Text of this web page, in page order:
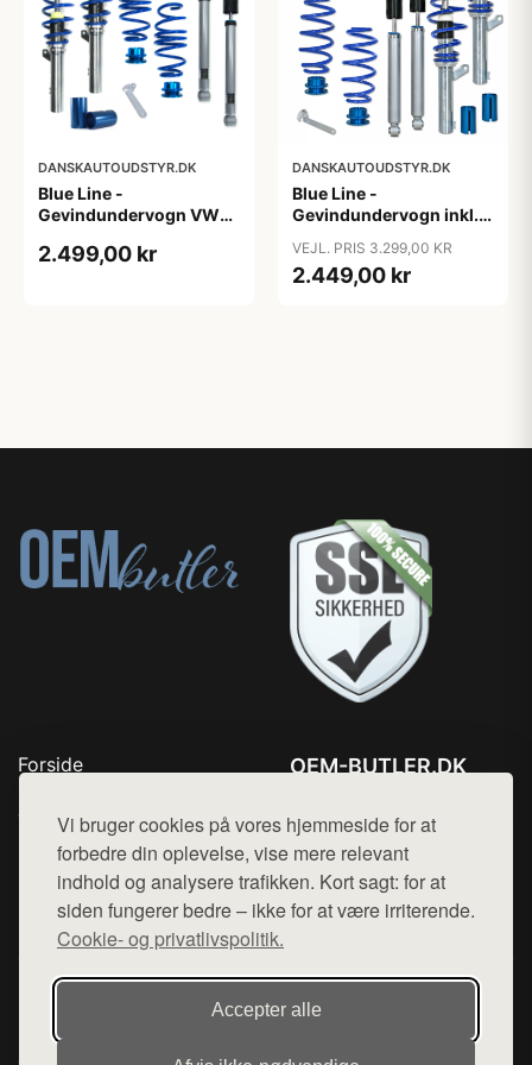
Vi bruger cookies på vores hjemmeside for at
forbedre din oplevelse, vise mere relevant
indhold og analysere trafikken. Kort sagt: for at
siden fungerer bedre – ikke for at være irriterende.
Cookie- og privatlivspolitik.
Accepter alle
DANSKAUTOUDSTYR.DK
Blue Line -
Gevindundervogn VW
2014- - Multi-link,
2.499,00 kr
DANSKAUTOUDSTYR.DK
Blue Line -
Gevindundervogn inkl.
1.4 TSi, 1.6, 2.0, 2.0T /
DSG, 1.9 TDi
VEJL. PRIS 3.299,00 KR
2.449,00 kr
Forside
Top Rabatter
Blog
Kontakt
OEM-BUTLER.DK
Mail: hej@want.dk
Cookie- og privatlivspolitik
Denne side er en del af want.dk, der udgiver en række
hjemmesider med præsentation af forskellige produkter fra
diverse webshops. Der sælges ikke varer fra denne side - vi